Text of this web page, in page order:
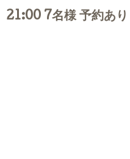
21:00 7名様 予約あり